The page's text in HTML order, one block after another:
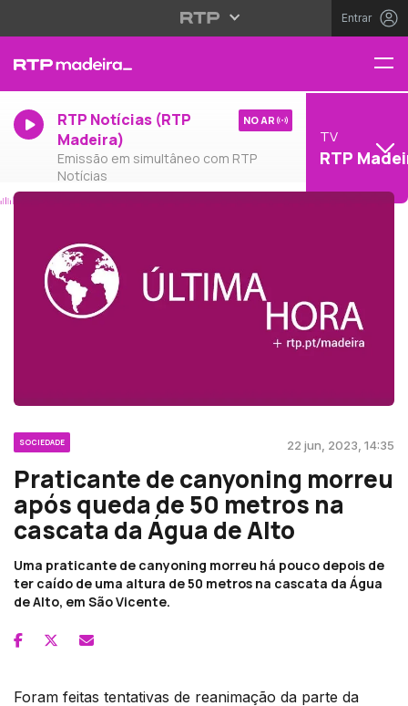
Entrar
RTP Notícias (RTP
Madeira)
Emissão em simultâneo com RTP
Notícias
NO AR
TV
RTP
SOCIEDADE 22 jun, 2023, 14:35
Praticante de canyoning morreu
após queda de 50 metros na
cascata da Água de Alto
Uma praticante de canyoning morreu há pouco depois de
ter caído de uma altura de 50 metros na cascata da Água
de Alto, em São Vicente.
Foram feitas tentativas de reanimação da parte da